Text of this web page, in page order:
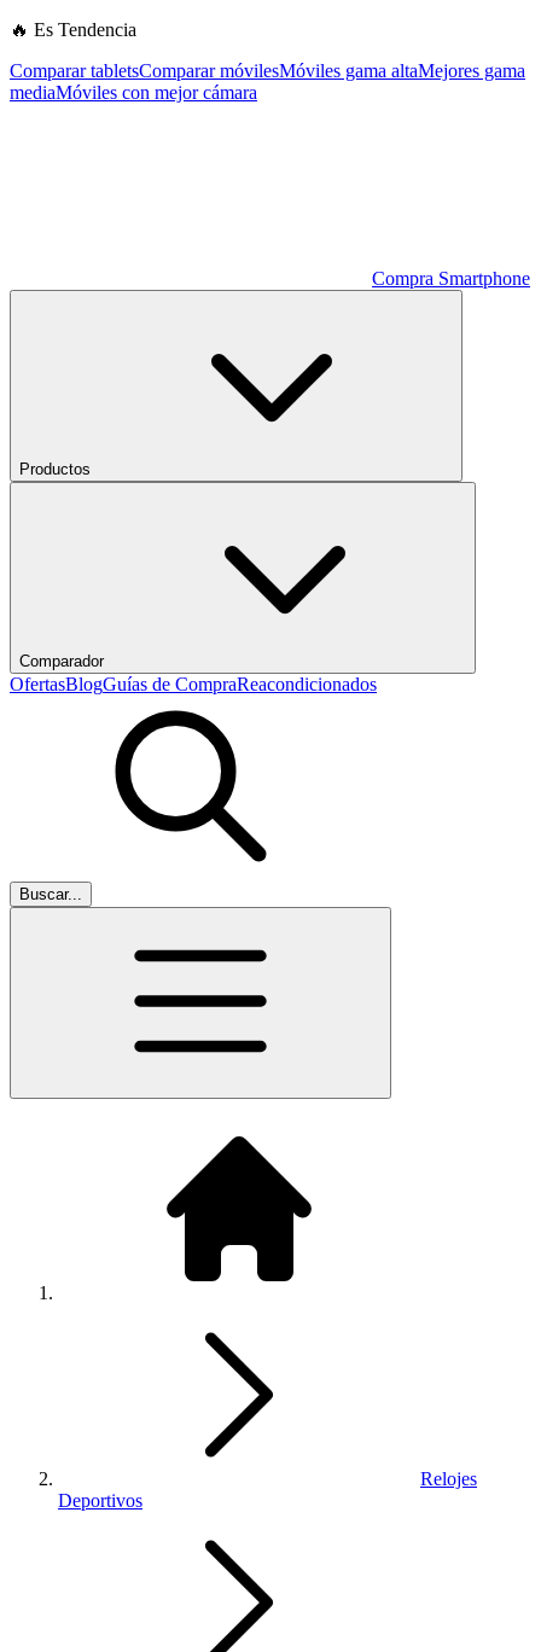
🔥 Es Tendencia
Comparar tabletsComparar móvilesMóviles gama altaMejores gama
mediaMóviles con mejor cámara
Compra Smartphone
Productos
Comparador
OfertasBlogGuías de CompraReacondicionados
Buscar...
Relojes
Deportivos